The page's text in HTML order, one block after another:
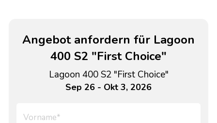
Angebot anfordern für Lagoon
400 S2 "First Choice"
Lagoon 400 S2 "First Choice"
Sep 26 - Okt 3, 2026